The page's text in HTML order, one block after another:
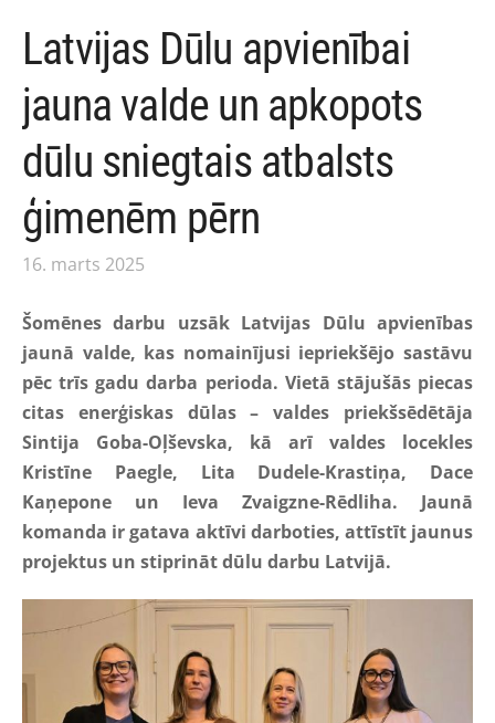
Latvijas Dūlu apvienībai
jauna valde un apkopots
dūlu sniegtais atbalsts
ģimenēm pērn
16. marts 2025
Šomēnes darbu uzsāk Latvijas Dūlu apvienības
jaunā valde, kas nomainījusi iepriekšējo sastāvu
pēc trīs gadu darba perioda. Vietā stājušās piecas
citas enerģiskas dūlas – valdes priekšsēdētāja
Sintija Goba-Oļševska, kā arī valdes locekles
Kristīne Paegle, Lita Dudele-Krastiņa, Dace
Kaņepone un Ieva Zvaigzne-Rēdliha. Jaunā
komanda ir gatava aktīvi darboties, attīstīt jaunus
projektus un stiprināt dūlu darbu Latvijā.